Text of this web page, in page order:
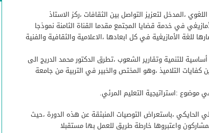
،المدخل لتعزيز التواصل بين الثقافات ،ركز الاستاذ
في خدمة قضايا المجتمع مقدما القناة الثامنة نموذجا
للغة الأمازيغية في كل ابعادها ،الاعلامية والثقافية والفنية
للتنمية وتقارير الشعوب ،تطرق الدكتور محمد الدريج الى
كفايات التلاميذ ،وهو المختص والخبير في التربية من جامعة
:استراتيجية التعليم المرئي.
الحايكي ،باستعراض التوصيات المنبثقة عن هذه الدورة ،حيث
واعتبروها خارطة طريق للعمل بها مستقبلا